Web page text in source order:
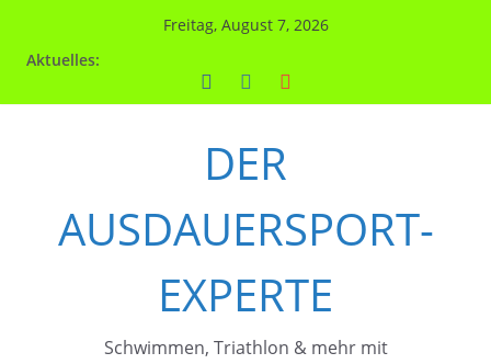
Freitag, August 7, 2026
Aktuelles:
DER
AUSDAUERSPORT-
EXPERTE
Schwimmen, Triathlon & mehr mit